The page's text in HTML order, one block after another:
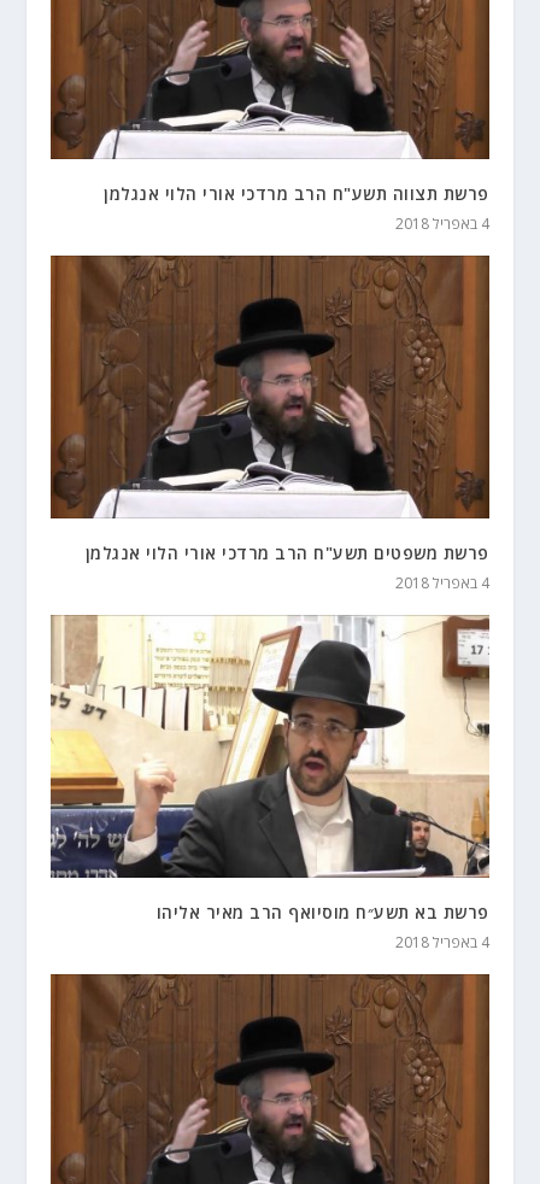
פרשת תצווה תשע"ח הרב מרדכי אורי הלוי אנגלמן
4 באפריל 2018
פרשת משפטים תשע"ח הרב מרדכי אורי הלוי אנגלמן
4 באפריל 2018
פרשת בא תשע״ח מוסיואף הרב מאיר אליהו
4 באפריל 2018